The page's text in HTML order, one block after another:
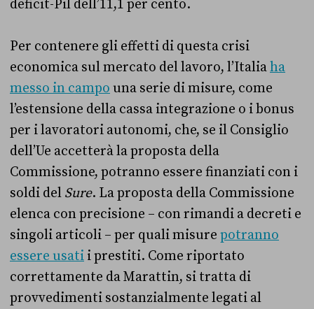
deficit-Pil dell’11,1 per cento.
Per contenere gli effetti di questa crisi
economica sul mercato del lavoro, l’Italiaha
messo in campo una serie di misure, come
l’estensione della cassa integrazione o i bonus
per i lavoratori autonomi, che, se il Consiglio
dell’Ue accetterà la proposta della
Commissione, potranno essere finanziati con i
soldi del Sure. La proposta della Commissione
elenca con precisione – con rimandi a decreti e
singoli articoli – per quali misure potranno
essere usati i prestiti. Come riportato
correttamente da Marattin, si tratta di
provvedimenti sostanzialmente legati al